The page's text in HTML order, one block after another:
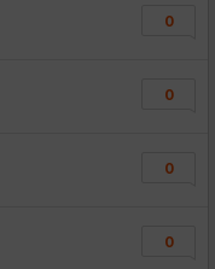
0
0
0
0